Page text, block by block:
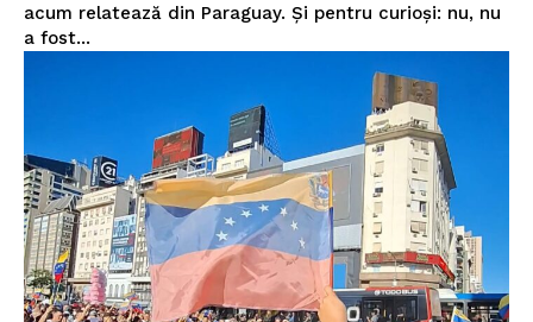
acum relatează din Paraguay. Și pentru curioși: nu, nu
a fost...